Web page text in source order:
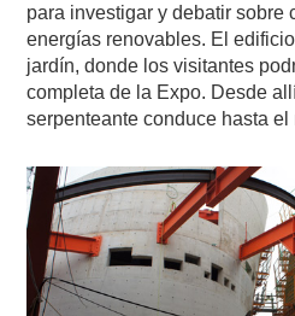
para investigar y debatir sobre
energías renovables. El
jardín, donde los visitantes
completa de la Expo. Desde
serpenteante conduce hasta